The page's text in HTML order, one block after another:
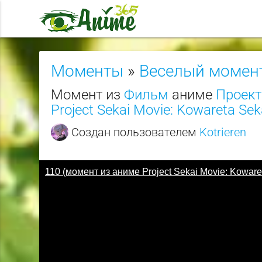
Моменты » Веселый
Момент из Фильм аниме
Project Sekai Movie: Kowareta
Создан пользователем Kotrieren